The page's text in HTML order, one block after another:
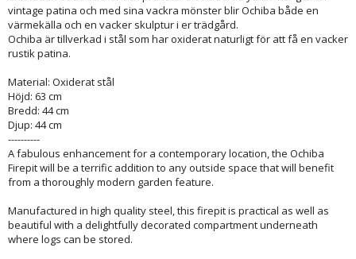
vintage patina och med sina vackra mönster blir Ochiba både en
värmekälla och en vacker skulptur i er trädgård.
Ochiba är tillverkad i stål som har oxiderat naturligt för att få en vacker
rustik patina.
Material: Oxiderat stål
Höjd: 63 cm
Bredd: 44 cm
Djup: 44 cm
----------
A fabulous enhancement for a contemporary location, the Ochiba
Firepit will be a terrific addition to any outside space that will benefit
from a thoroughly modern garden feature.
Manufactured in high quality steel, this firepit is practical as well as
beautiful with a delightfully decorated compartment underneath
where logs can be stored.